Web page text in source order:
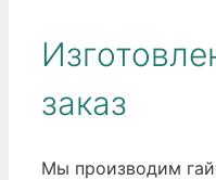
заказ
Мы производим